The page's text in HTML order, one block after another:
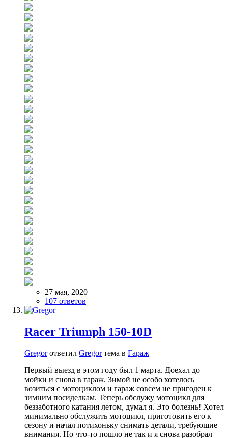
27 мая, 2020
107 ответов
Racer Triumph 150-10D
Gregorответил Gregorтема в Гараж
Первый выезд в этом году был 1 марта. Доехал до
мойки и снова в гараж. Зимой не особо хотелось
возиться с мотоциклом и гараж совсем не пригоден к
зимним посиделкам. Теперь обслужу мотоцикл для
беззаботного катания летом, думал я. Это болезнь! Хотел
минимально обслужить мотоцикл, приготовить его к
сезону и начал потихоньку снимать детали, требующие
внимания. Но что-то пошло не так и я снова разобрал